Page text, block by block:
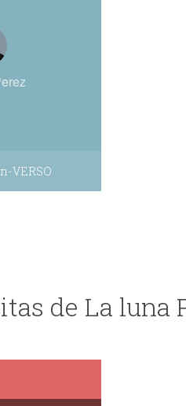
VERSO
de La luna